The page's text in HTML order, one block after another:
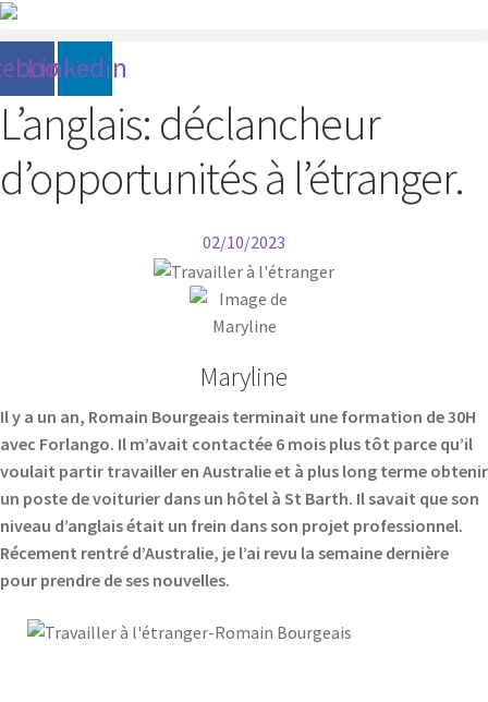
Linkedin
L’anglais: déclancheur
d’opportunités à l’étranger.
02/10/2023
Maryline
Il y a un an, Romain Bourgeais terminait une formation de 30H
avec Forlango. Il m’avait contactée 6 mois plus tôt parce qu’il
voulait partir travailler en Australie et à plus long terme obtenir
un poste de voiturier dans un hôtel à St Barth. Il savait que son
niveau d’anglais était un frein dans son projet professionnel.
Récement rentré d’Australie, je l’ai revu la semaine dernière
pour prendre de ses nouvelles.